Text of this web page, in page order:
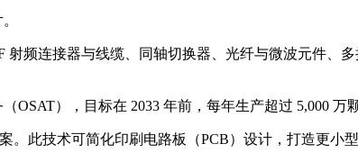
射频连接器与线缆、同轴切换器、光纤与微波元件、
OSAT），目标在 2033 年前，每年生产超过 5,000 万
。此技术可简化印刷电路板（PCB）设计，打造更小